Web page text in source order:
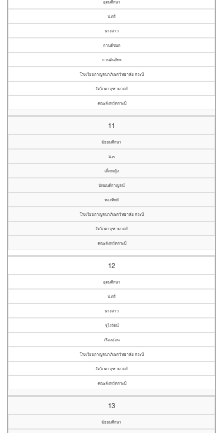
อุดมศึกษา
ป.ตรี
นางสาว
กานต์ชนก
กานต์นภัทร
โรงเรียนกาญจนาภิเษกวิทยาลัย กระบี่
วัดโภคาจุฑามาตย์
คณะจังหวัดกระบี่
11
มัธยมศึกษา
ม.๓
เด็กหญิง
นัทมนต์กาญจน์
ทองทิพย์
โรงเรียนกาญจนาภิเษกวิทยาลัย กระบี่
วัดโภคาจุฑามาตย์
คณะจังหวัดกระบี่
12
อุดมศึกษา
ป.ตรี
นางสาว
จุไรรัตน์
เรืองอ่อน
โรงเรียนกาญจนาภิเษกวิทยาลัย กระบี่
วัดโภคาจุฑามาตย์
คณะจังหวัดกระบี่
13
มัธยมศึกษา